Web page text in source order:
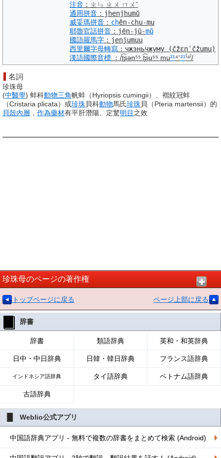
注音 ： ㄓㄣ ㄓㄨ ㄇㄨˇ
通用拼音 ： jhenjhumǔ
威妥瑪拼音 ： chên-chu-mu
耶魯官話拼音 ： jēn-jū-mǔ
國語羅馬字 ： jenjumuu
西里爾字母轉寫 ： чжэньчжуму
(čžɛnʹčžumu)
漢語國際音標 ： /ʈ͡ʂən⁵⁵ ʈ͡ʂu⁵⁵ mu²¹⁴⁻²¹⁽⁴⁾/
名詞
珍珠母
(中醫學) 蚌科動物三角帆蚌（Hyriopsis cumingii）、褶紋冠蚌
（Cristaria plicata）或珍珠 貝科動物馬氏珍珠 貝（Pteria martensii）的
貝殼內層 ， 作為藥材有平肝潛陽、定驚明目 之效
珍珠母のページの著作権
トップページに戻る ページ上部に戻る
辞書
辞書 類語辞典 英和・和英辞典
日中・中日辞典 日韓・韓日辞典 フランス語辞典
インドネシア語辞典 タイ語辞典 ベトナム語辞典
古語辞典
Weblio公式アプリ
中国語辞典アプリ - 無料で複数の辞書をまとめて検索 (Android)